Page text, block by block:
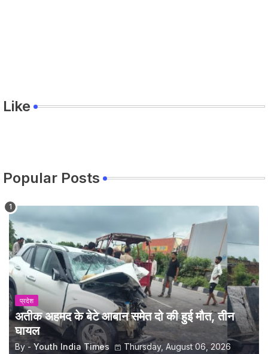
Like
Popular Posts
प्रदेश
अतीक अहमद के बेटे आबान समेत दो की हुई मौत, तीन
घायल
By - Youth India Times Thursday, August 06, 2026